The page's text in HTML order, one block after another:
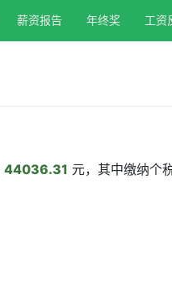
薪资报告 年终奖 工资
44036.31 元，其中缴纳个